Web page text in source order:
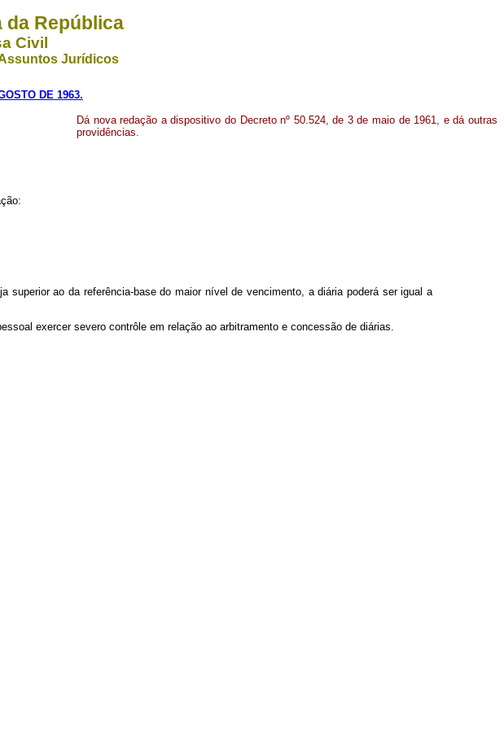
da República
Civil
Jurídicos
DE 1963.
Dá nova redação a dispositivo do Decreto nº 50.524, de 3 de maio de 1961, e dá outras
providências.
ao da referência-base do maior nível de vencimento, a diária poderá ser igual a
exercer severo contrôle em relação ao arbitramento e concessão de diárias.